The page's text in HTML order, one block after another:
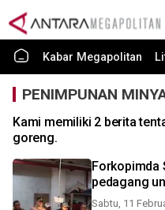
Kabar Megapolitan
PENIMPUNAN
Kami memiliki 2 berita
goreng.
Forkopimda
pedagang
Sabtu, 11